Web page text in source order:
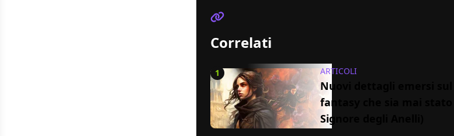
Correlati
1 ARTICOLI
Nuovi dettagli emersi sul
fantasy che sia mai stato
Signore degli Anelli)